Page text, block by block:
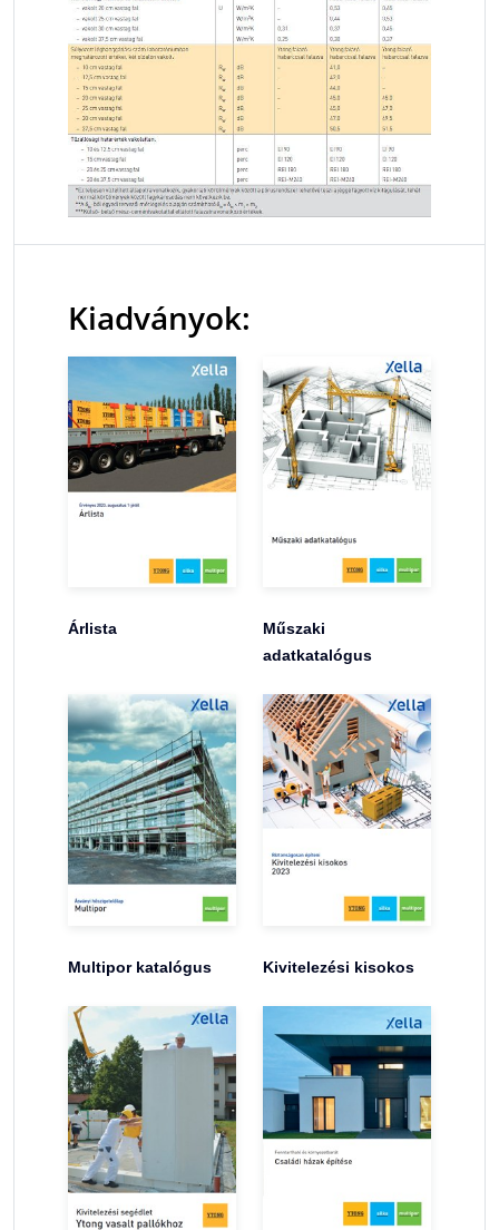
Kiadványok:
Árlista
Műszaki
adatkatalógus
Multipor katalógus Kivitelezési kisokos